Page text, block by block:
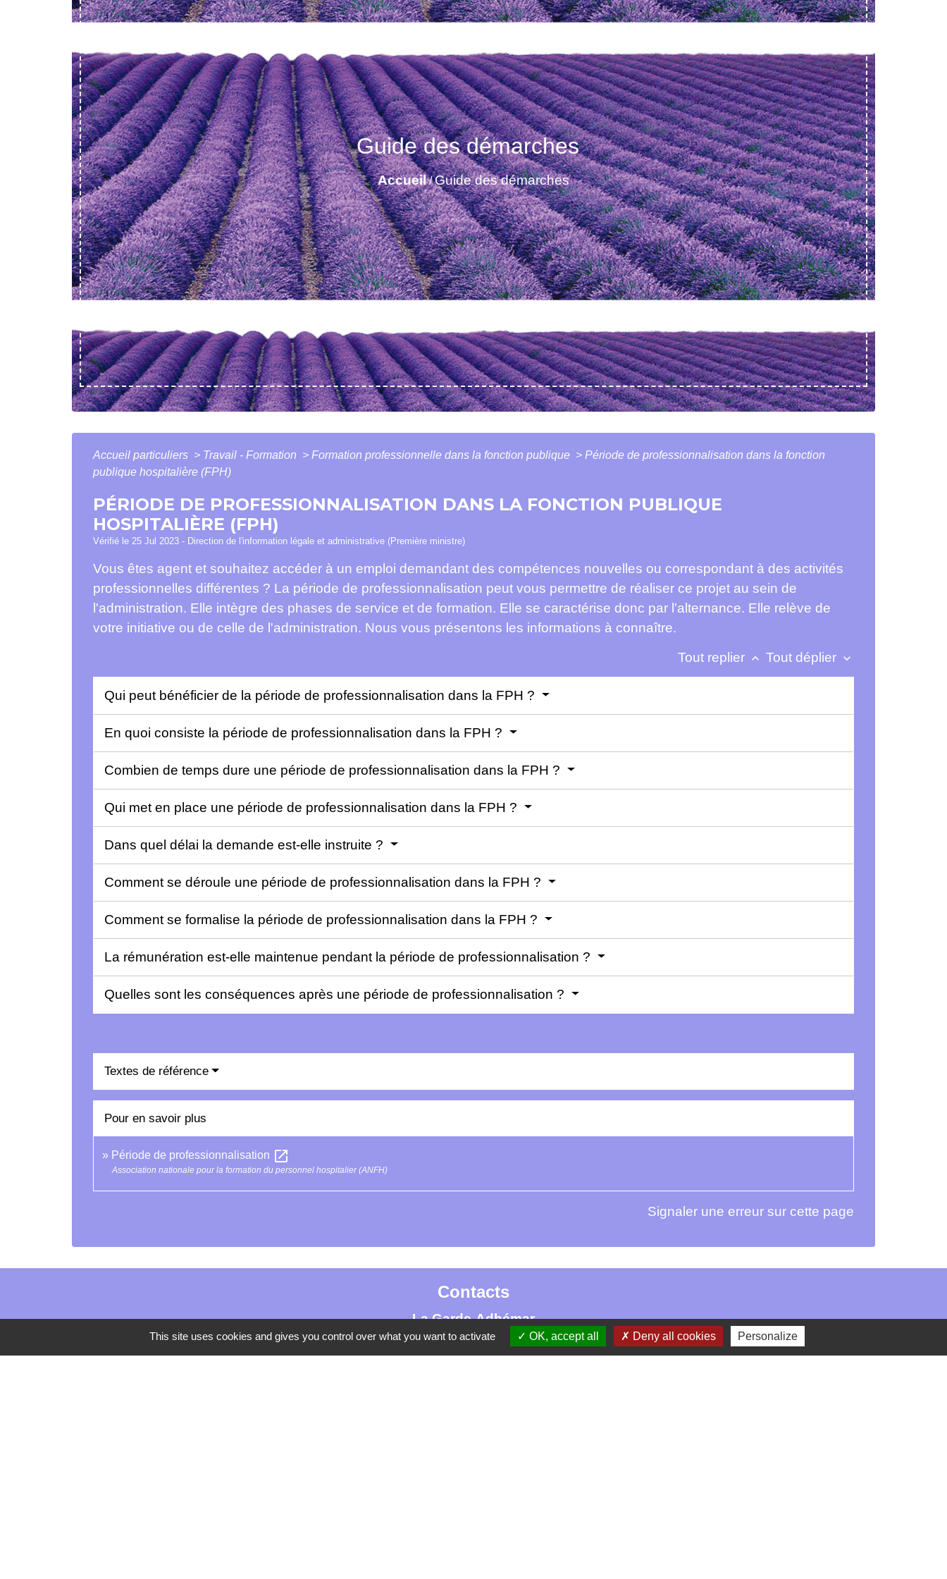
Guide des démarches
Accueil/Guide des démarches
Accueil particuliers > Travail - Formation > Formation professionnelle dans la fonction publique > Période de professionnalisation dans la fonction
publique hospitalière (FPH)
PÉRIODE DE PROFESSIONNALISATION DANS LA FONCTION PUBLIQUE
HOSPITALIÈRE (FPH)
Vérifié le 25 Jul 2023 - Direction de l'information légale et administrative (Première ministre)
Vous êtes agent et souhaitez accéder à un emploi demandant des compétences nouvelles ou correspondant à des activités
professionnelles différentes ? La période de professionnalisation peut vous permettre de réaliser ce projet au sein de
l'administration. Elle intègre des phases de service et de formation. Elle se caractérise donc par l'alternance. Elle relève de
votre initiative ou de celle de l'administration. Nous vous présentons les informations à connaître.
Tout replier keyboard_arrow_up Tout déplier keyboard_arrow_down
Qui peut bénéficier de la période de professionnalisation dans la FPH ?
En quoi consiste la période de professionnalisation dans la FPH ?
Combien de temps dure une période de professionnalisation dans la FPH ?
Qui met en place une période de professionnalisation dans la FPH ?
Dans quel délai la demande est-elle instruite ?
Comment se déroule une période de professionnalisation dans la FPH ?
Comment se formalise la période de professionnalisation dans la FPH ?
La rémunération est-elle maintenue pendant la période de professionnalisation ?
Quelles sont les conséquences après une période de professionnalisation ?
Textes de référence
Pour en savoir plus
Période de professionnalisation open_in_new
Association nationale pour la formation du personnel hospitalier (ANFH)
Signaler une erreur sur cette page
Contacts
La Garde-Adhémar
25, rue Pauline de Simiane
26700 La Garde-Adhémar - FRANCE
This site uses cookies and gives you control over what you want to activate OK, accept all Deny all cookies Personalize